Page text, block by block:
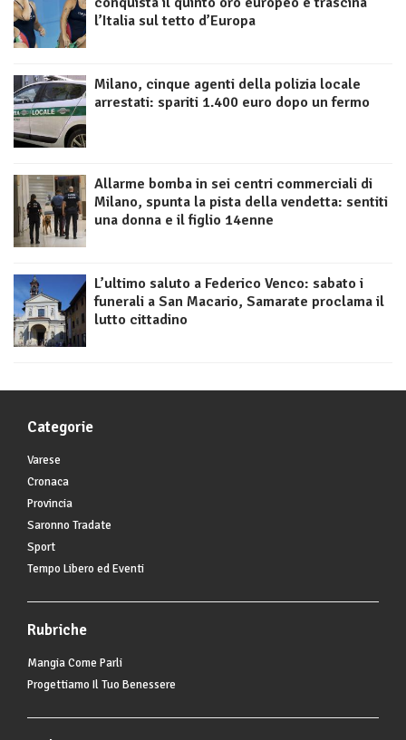
l’Italia sul tetto d’Europa
Milano, cinque agenti della polizia locale
arrestati: spariti 1.400 euro dopo un fermo
Allarme bomba in sei centri commerciali di
Milano, spunta la pista della vendetta: sentiti
una donna e il figlio 14enne
L’ultimo saluto a Federico Venco: sabato i
funerali a San Macario, Samarate proclama il
lutto cittadino
Categorie
Varese
Cronaca
Provincia
Saronno Tradate
Sport
Tempo Libero ed Eventi
Rubriche
Mangia Come Parli
Progettiamo Il Tuo Benessere